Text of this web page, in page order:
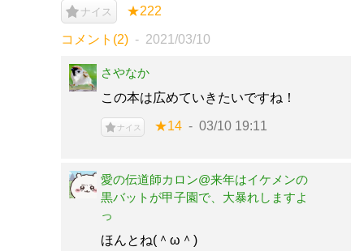
ナイス ★222
コメント(2) 2021/03/10
さやなか
この本は広めていきたいですね！
ナイス ★14 03/10 19:11
愛の伝道師カロン@来年はイケメンの
黒バットが甲子園で、大暴れしますよ
っ
ほんとね(＾ω＾)